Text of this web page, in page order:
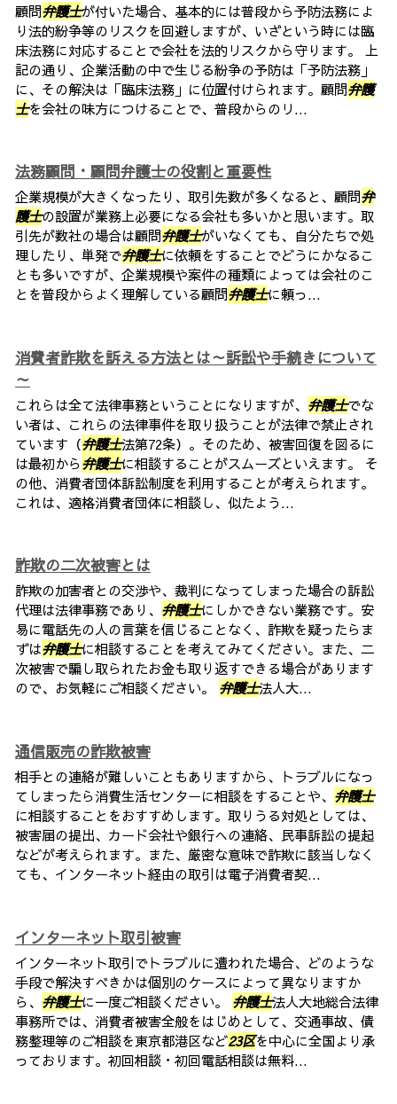
顧問弁護士が付いた場合、基本的には普段から予防法務によ
り法的紛争等のリスクを回避しますが、いざという時には臨
床法務に対応することで会社を法的リスクから守ります。 上
記の通り、企業活動の中で生じる紛争の予防は「予防法務」
に、その解決は「臨床法務」に位置付けられます。顧問弁護
士を会社の味方につけることで、普段からのリ...
法務顧問・顧問弁護士の役割と重要性
企業規模が大きくなったり、取引先数が多くなると、顧問弁
護士の設置が業務上必要になる会社も多いかと思います。取
引先が数社の場合は顧問弁護士がいなくても、自分たちで処
理したり、単発で弁護士に依頼をすることでどうにかなるこ
とも多いですが、企業規模や案件の種類によっては会社のこ
とを普段からよく理解している顧問弁護士に頼っ...
消費者詐欺を訴える方法とは～訴訟や手続きについて
～
これらは全て法律事務ということになりますが、 弁護士でな
い者は、これらの法律事件を取り扱うことが法律で禁止され
ています（弁護士法第72条）。そのため、被害回復を図るに
は最初から弁護士に相談することがスムーズといえます。 そ
の他、消費者団体訴訟制度を利用することが考えられます。
これは、適格消費者団体に相談し、似たよう...
詐欺の二次被害とは
詐欺の加害者との交渉や、裁判になってしまった場合の訴訟
代理は法律事務であり、 弁護士にしかできない業務です。安
易に電話先の人の言葉を信じることなく、詐欺を疑ったらま
ずは弁護士に相談することを考えてみてください。また、二
次被害で騙し取られたお金も取り返すできる場合があります
ので、お気軽にご相談ください。 弁護士法人大...
通信販売の詐欺被害
相手との連絡が難しいこともありますから、トラブルになっ
てしまったら消費生活センターに相談をすることや、 弁護士
に相談することをおすすめします。取りうる対処としては、
被害届の提出、カード会社や銀行への連絡、民事訴訟の提起
などが考えられます。また、厳密な意味で詐欺に該当しなく
ても、インターネット経由の取引は電子消費者契...
インターネット取引被害
インターネット取引でトラブルに遭われた場合、どのような
手段で解決すべきかは個別のケースによって異なりますか
ら、 弁護士に一度ご相談ください。 弁護士法人大地総合法律
事務所では、消費者被害全般をはじめとして、交通事故、債
務整理等のご相談を東京都港区など23区を中心に全国より承
っております。初回相談・初回電話相談は無料...